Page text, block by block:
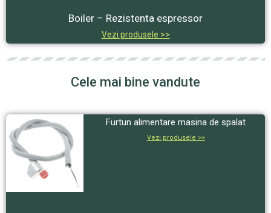
Boiler – Rezistenta espressor
Vezi produsele >>
Cele mai bine vandute
Furtun alimentare masina de spalat
Vezi produsele >>